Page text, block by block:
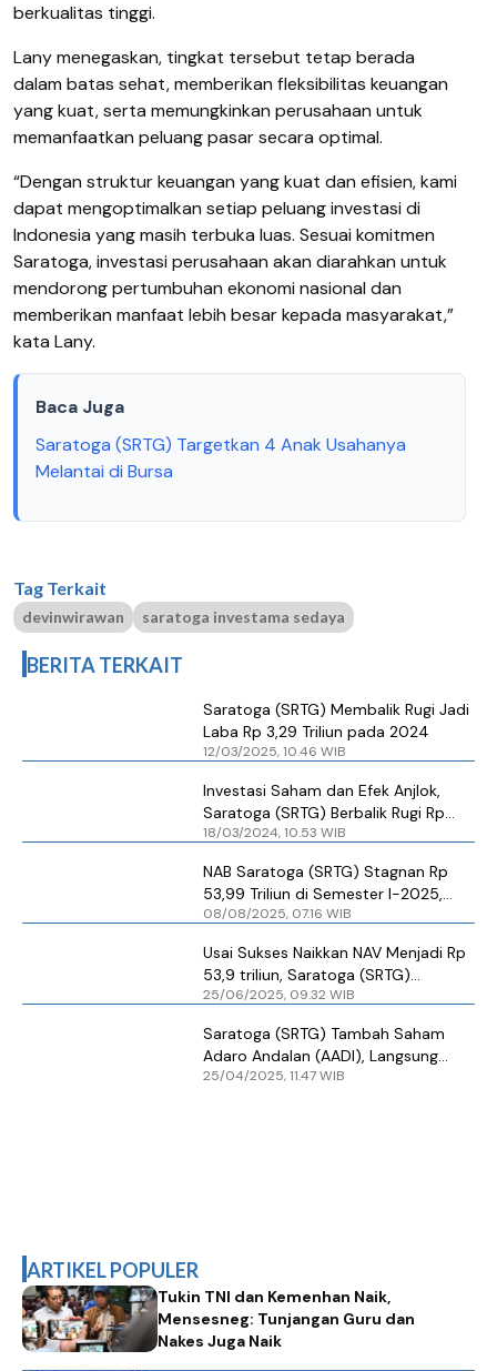
berkualitas tinggi.
Lany menegaskan, tingkat tersebut tetap berada
dalam batas sehat, memberikan fleksibilitas keuangan
yang kuat, serta memungkinkan perusahaan untuk
memanfaatkan peluang pasar secara optimal.
“Dengan struktur keuangan yang kuat dan efisien, kami
dapat mengoptimalkan setiap peluang investasi di
Indonesia yang masih terbuka luas. Sesuai komitmen
Saratoga, investasi perusahaan akan diarahkan untuk
mendorong pertumbuhan ekonomi nasional dan
memberikan manfaat lebih besar kepada masyarakat,”
kata Lany.
Baca Juga
Saratoga (SRTG) Targetkan 4 Anak Usahanya
Melantai di Bursa
Tag Terkait
devinwirawan saratoga investama sedaya
BERITA TERKAIT
Saratoga (SRTG) Membalik Rugi Jadi
Laba Rp 3,29 Triliun pada 2024
12/03/2025, 10.46 WIB
Investasi Saham dan Efek Anjlok,
Saratoga (SRTG) Berbalik Rugi Rp
10,14 Triliun
18/03/2024, 10.53 WIB
NAB Saratoga (SRTG) Stagnan Rp
53,99 Triliun di Semester I-2025,
Nilainya Hampir Sama dengan Akhir
08/08/2025, 07.16 WIB
Usai Sukses Naikkan NAV Menjadi Rp
53,9 triliun, Saratoga (SRTG)
Putuskan Dividen Ini
25/06/2025, 09.32 WIB
Saratoga (SRTG) Tambah Saham
Adaro Andalan (AADI), Langsung
25/04/2025, 11.47 WIB
ARTIKEL POPULER
Tukin TNI dan Kemenhan Naik,
Mensesneg: Tunjangan Guru dan
Nakes Juga Naik